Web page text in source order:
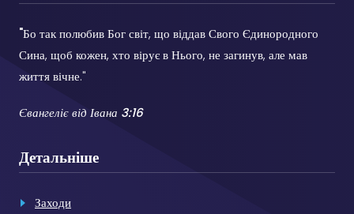
"Бо так полюбив Бог світ, що віддав Свого Єдинородного
Сина, щоб кожен, хто вірує в Нього, не загинув, але мав
життя вічне."
Євангеліє від Івана 3:16
Детальніше
Заходи